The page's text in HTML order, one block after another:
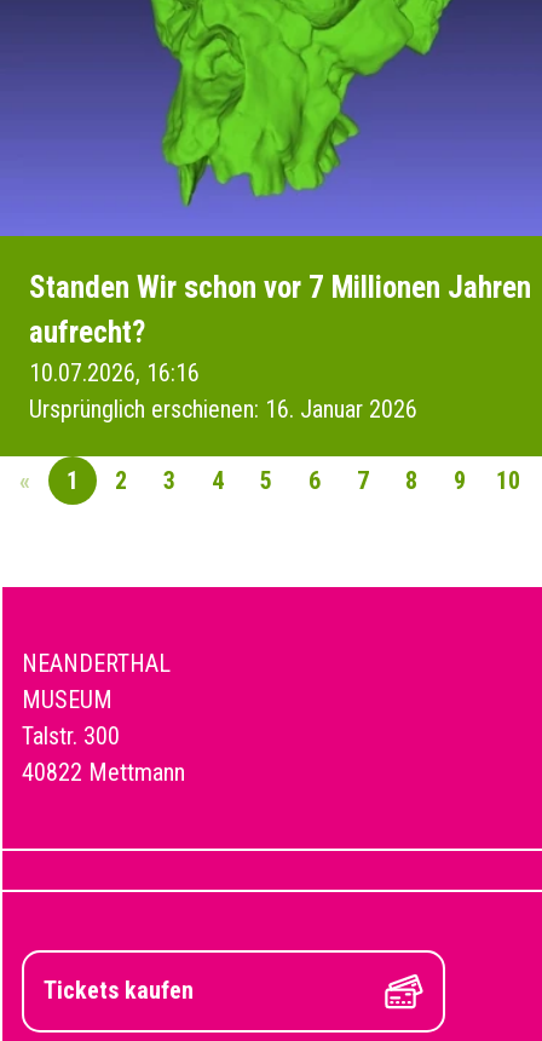
Standen Wir schon vor 7 Millionen Jahren
aufrecht?
10.07.2026, 16:16
Ursprünglich erschienen: 16. Januar 2026
« 1 2 3 4 5 6 7 8 9 10
NEANDERTHAL
MUSEUM
Talstr. 300
40822 Mettmann
Tickets kaufen